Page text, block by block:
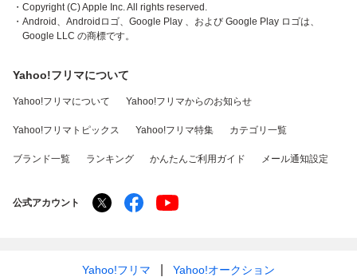
・Copyright (C) Apple Inc. All rights reserved.
・Android、Androidロゴ、Google Play 、および Google Play ロゴは、
Google LLC の商標です。
Yahoo!フリマについて
Yahoo!フリマについて Yahoo!フリマからのお知らせ
Yahoo!フリマトピックス Yahoo!フリマ特集 カテゴリ一覧
ブランド一覧 ランキング かんたんご利用ガイド メール通知設定
公式アカウント
Yahoo!フリマ Yahoo!オークション